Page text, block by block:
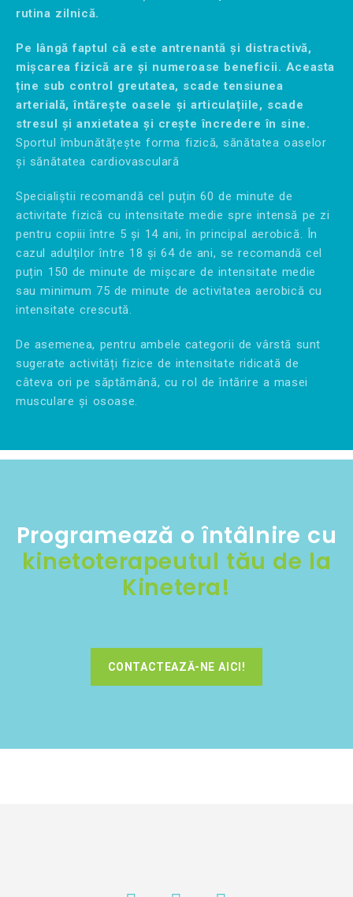
rutina zilnică.
Pe lângă faptul că este antrenantă și distractivă,
mișcarea fizică are și numeroase beneficii. Aceasta
ține sub control greutatea, scade tensiunea
arterială, întărește oasele și articulațiile, scade
stresul și anxietatea și crește încredere în sine.
Sportul îmbunătățește forma fizică, sănătatea oaselor
și sănătatea cardiovasculară
Specialiștii recomandă cel puțin 60 de minute de
activitate fizică cu intensitate medie spre intensă pe zi
pentru copiii între 5 și 14 ani, în principal aerobică. În
cazul adulților între 18 și 64 de ani, se recomandă cel
puțin 150 de minute de mișcare de intensitate medie
sau minimum 75 de minute de activitatea aerobică cu
intensitate crescută.
De asemenea, pentru ambele categorii de vârstă sunt
sugerate activități fizice de intensitate ridicată de
câteva ori pe săptămână, cu rol de întărire a masei
musculare și osoase.
Programează o întâlnire cu
kinetoterapeutul tău de la
Kinetera!
CONTACTEAZĂ-NE AICI!